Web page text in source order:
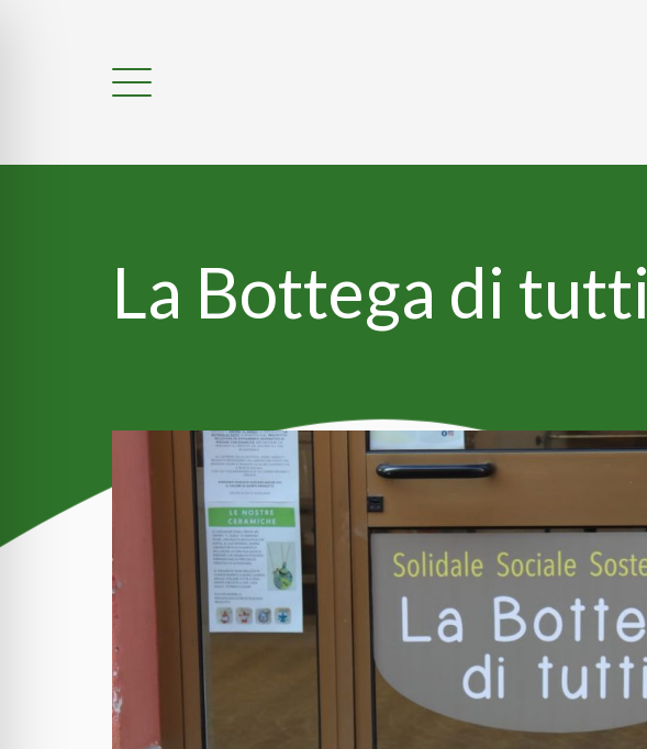
La Bottega di tutti